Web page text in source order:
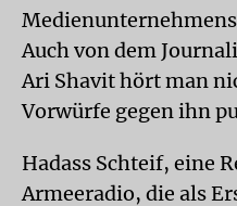
Auch von dem
Ari Shavit hört man
Vorwürfe gegen ihn
Hadass Schteif, eine
Armeeradio, die als